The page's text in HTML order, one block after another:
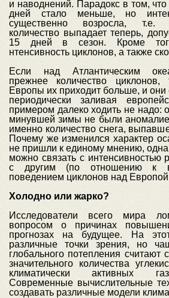
и наводнений. Парадокс в том,
дней стало меньше, но
существенно возросла, т.е.
количество выпадает теперь,
15 дней в сезон. Кроме
нтенсивность циклонов, а также
Если над Атлантическим
прежнее количество
Европы их приходит больше, и
периодически заливая
примером далеко ходить не надо:
минувшей зимы не были
именно количество снега,
Почему же изменился характер
не пришли к единому мнению,
можно связать с интенсивностью
с другим (по отношению к
поведением циклонов над
Холодно или жарко?
Исследователи всего мира
вопросом о причинах
прогнозах на будущее. На
различные точки зрения, но
глобального потепления считают
значительного количества
климатически активных
Современные вычислительные
создавать различные модели